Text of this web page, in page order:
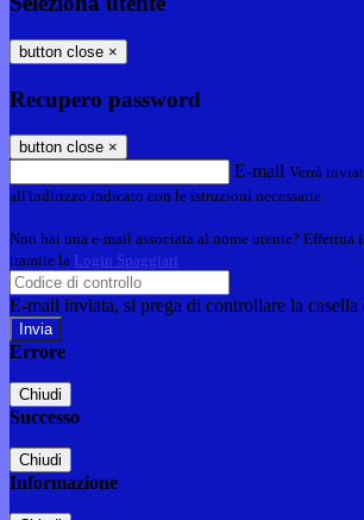
button close ×
Recupero password
button close ×
E-mail Verrà
all'indirizzo indicato con le istruzioni necessarie.
Non hai una e-mail associata al nome utente? Effettua
tramite la Login Spaggiari
E-mail inviata, si prega di controllare la casella
Errore
Chiudi
Successo
Chiudi
Informazione